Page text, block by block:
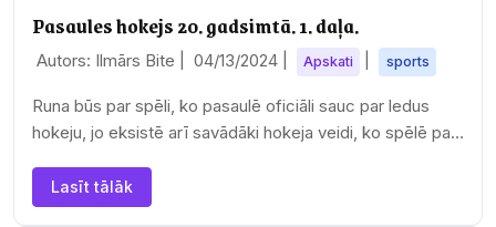
Pasaules hokejs 20. gadsimtā. 1. daļa.
Autors: Ilmārs Bite | 04/13/2024 Apskati sports
Runa būs par spēli, ko pasaulē oficiāli sauc par ledus
hokeju, jo eksistē arī savādāki hokeja veidi, ko spēlē pat
Lasīt tālāk